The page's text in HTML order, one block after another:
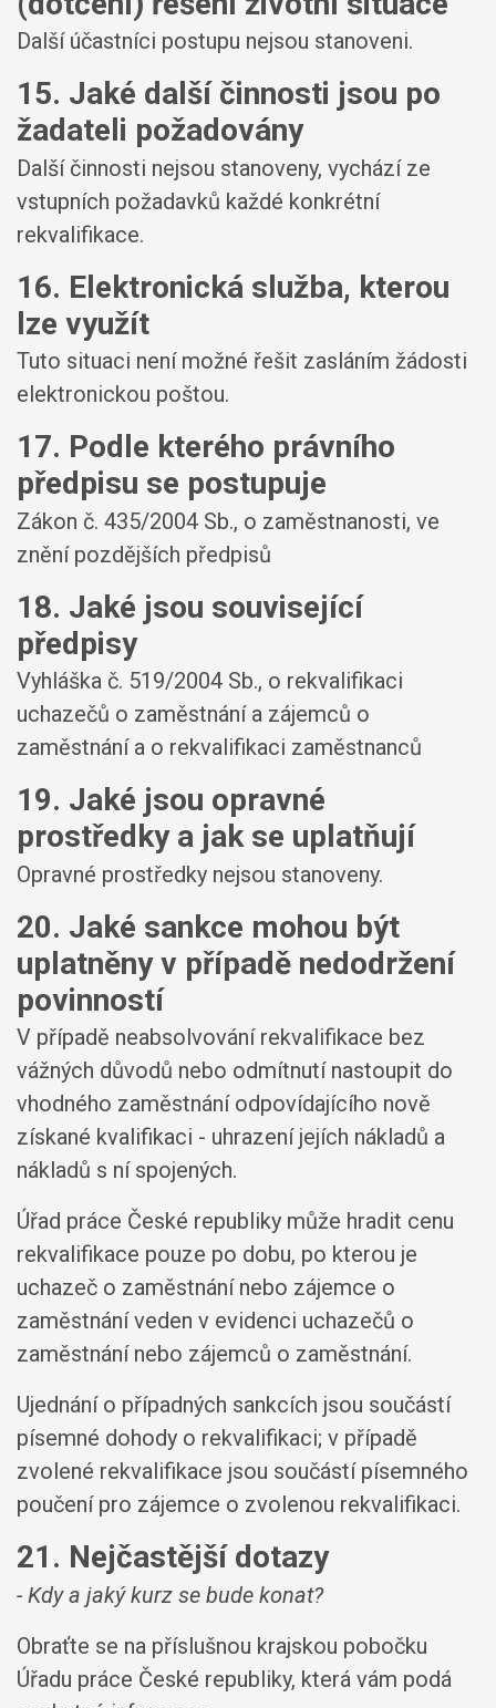
Další účastníci postupu nejsou stanoveni.
15. Jaké další činnosti jsou po
žadateli požadovány
Další činnosti nejsou stanoveny, vychází ze
vstupních požadavků každé konkrétní
rekvalifikace.
16. Elektronická služba, kterou
lze využít
Tuto situaci není možné řešit zasláním žádosti
elektronickou poštou.
17. Podle kterého právního
předpisu se postupuje
Zákon č. 435/2004 Sb., o zaměstnanosti, ve
znění pozdějších předpisů
18. Jaké jsou související
předpisy
Vyhláška č. 519/2004 Sb., o rekvalifikaci
uchazečů o zaměstnání a zájemců o
zaměstnání a o rekvalifikaci zaměstnanců
19. Jaké jsou opravné
prostředky a jak se uplatňují
Opravné prostředky nejsou stanoveny.
20. Jaké sankce mohou být
uplatněny v případě nedodržení
povinností
V případě neabsolvování rekvalifikace bez
vážných důvodů nebo odmítnutí nastoupit do
vhodného zaměstnání odpovídajícího nově
získané kvalifikaci - uhrazení jejích nákladů a
nákladů s ní spojených.
Úřad práce České republiky může hradit cenu
rekvalifikace pouze po dobu, po kterou je
uchazeč o zaměstnání nebo zájemce o
zaměstnání veden v evidenci uchazečů o
zaměstnání nebo zájemců o zaměstnání.
Ujednání o případných sankcích jsou součástí
písemné dohody o rekvalifikaci; v případě
zvolené rekvalifikace jsou součástí písemného
poučení pro zájemce o zvolenou rekvalifikaci.
21. Nejčastější dotazy
- Kdy a jaký kurz se bude konat?
Obraťte se na příslušnou krajskou pobočku
Úřadu práce České republiky, která vám podá